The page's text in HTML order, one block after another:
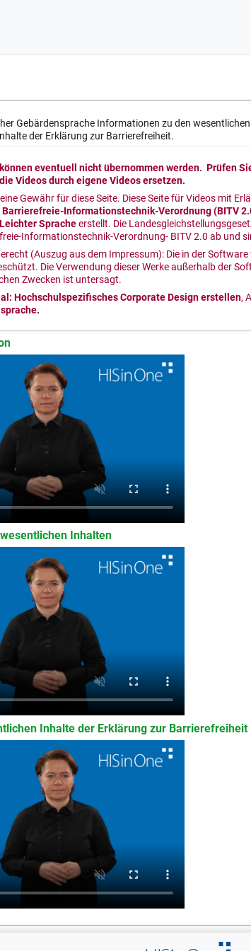
Gebärdensprache Informationen zu den
der Erklärung zur Barrierefreiheit.
eventuell nicht übernommen werden. Prüfen
Videos durch eigene Videos ersetzen.
Gewähr für diese Seite. Diese Seite für Videos mit
Barrierefreie-Informationstechnik-Verordnung (BITV
Spracheerstellt. Die
Informationstechnik-Verordnung- BITV 2.0 ab und
(Auszug aus dem Impressum): Die in der
Die Verwendung dieser Werke außerhalb der
Zwecken ist untersagt.
Hochschulspezifisches Corporate Design erstellen,
Inhalten
Inhalte der Erklärung zur Barrierefreiheit